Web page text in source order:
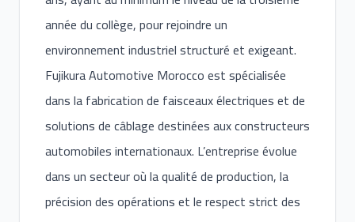
année du collège, pour rejoindre un
environnement industriel structuré et exigeant.
Fujikura Automotive Morocco est spécialisée
dans la fabrication de faisceaux électriques et de
solutions de câblage destinées aux constructeurs
automobiles internationaux. L’entreprise évolue
dans un secteur où la qualité de production, la
précision des opérations et le respect strict des